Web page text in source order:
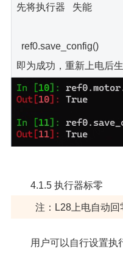
先将执行器 失能
ref0.save_config() //
即为成功，重新上电后生
4.1.5 执行器标零
注：L28上电自动回
用户可以自行设置执